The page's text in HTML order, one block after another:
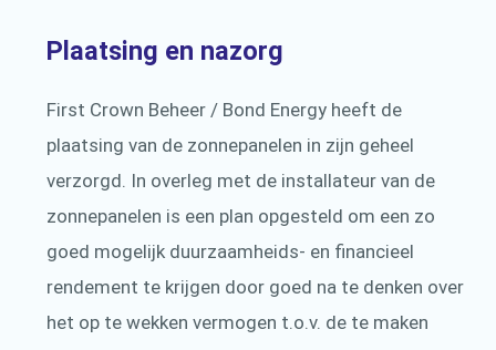
Plaatsing en nazorg
First Crown Beheer / Bond Energy heeft de
plaatsing van de zonnepanelen in zijn geheel
verzorgd. In overleg met de installateur van de
zonnepanelen is een plan opgesteld om een zo
goed mogelijk duurzaamheids- en financieel
rendement te krijgen door goed na te denken over
het op te wekken vermogen t.o.v. de te maken